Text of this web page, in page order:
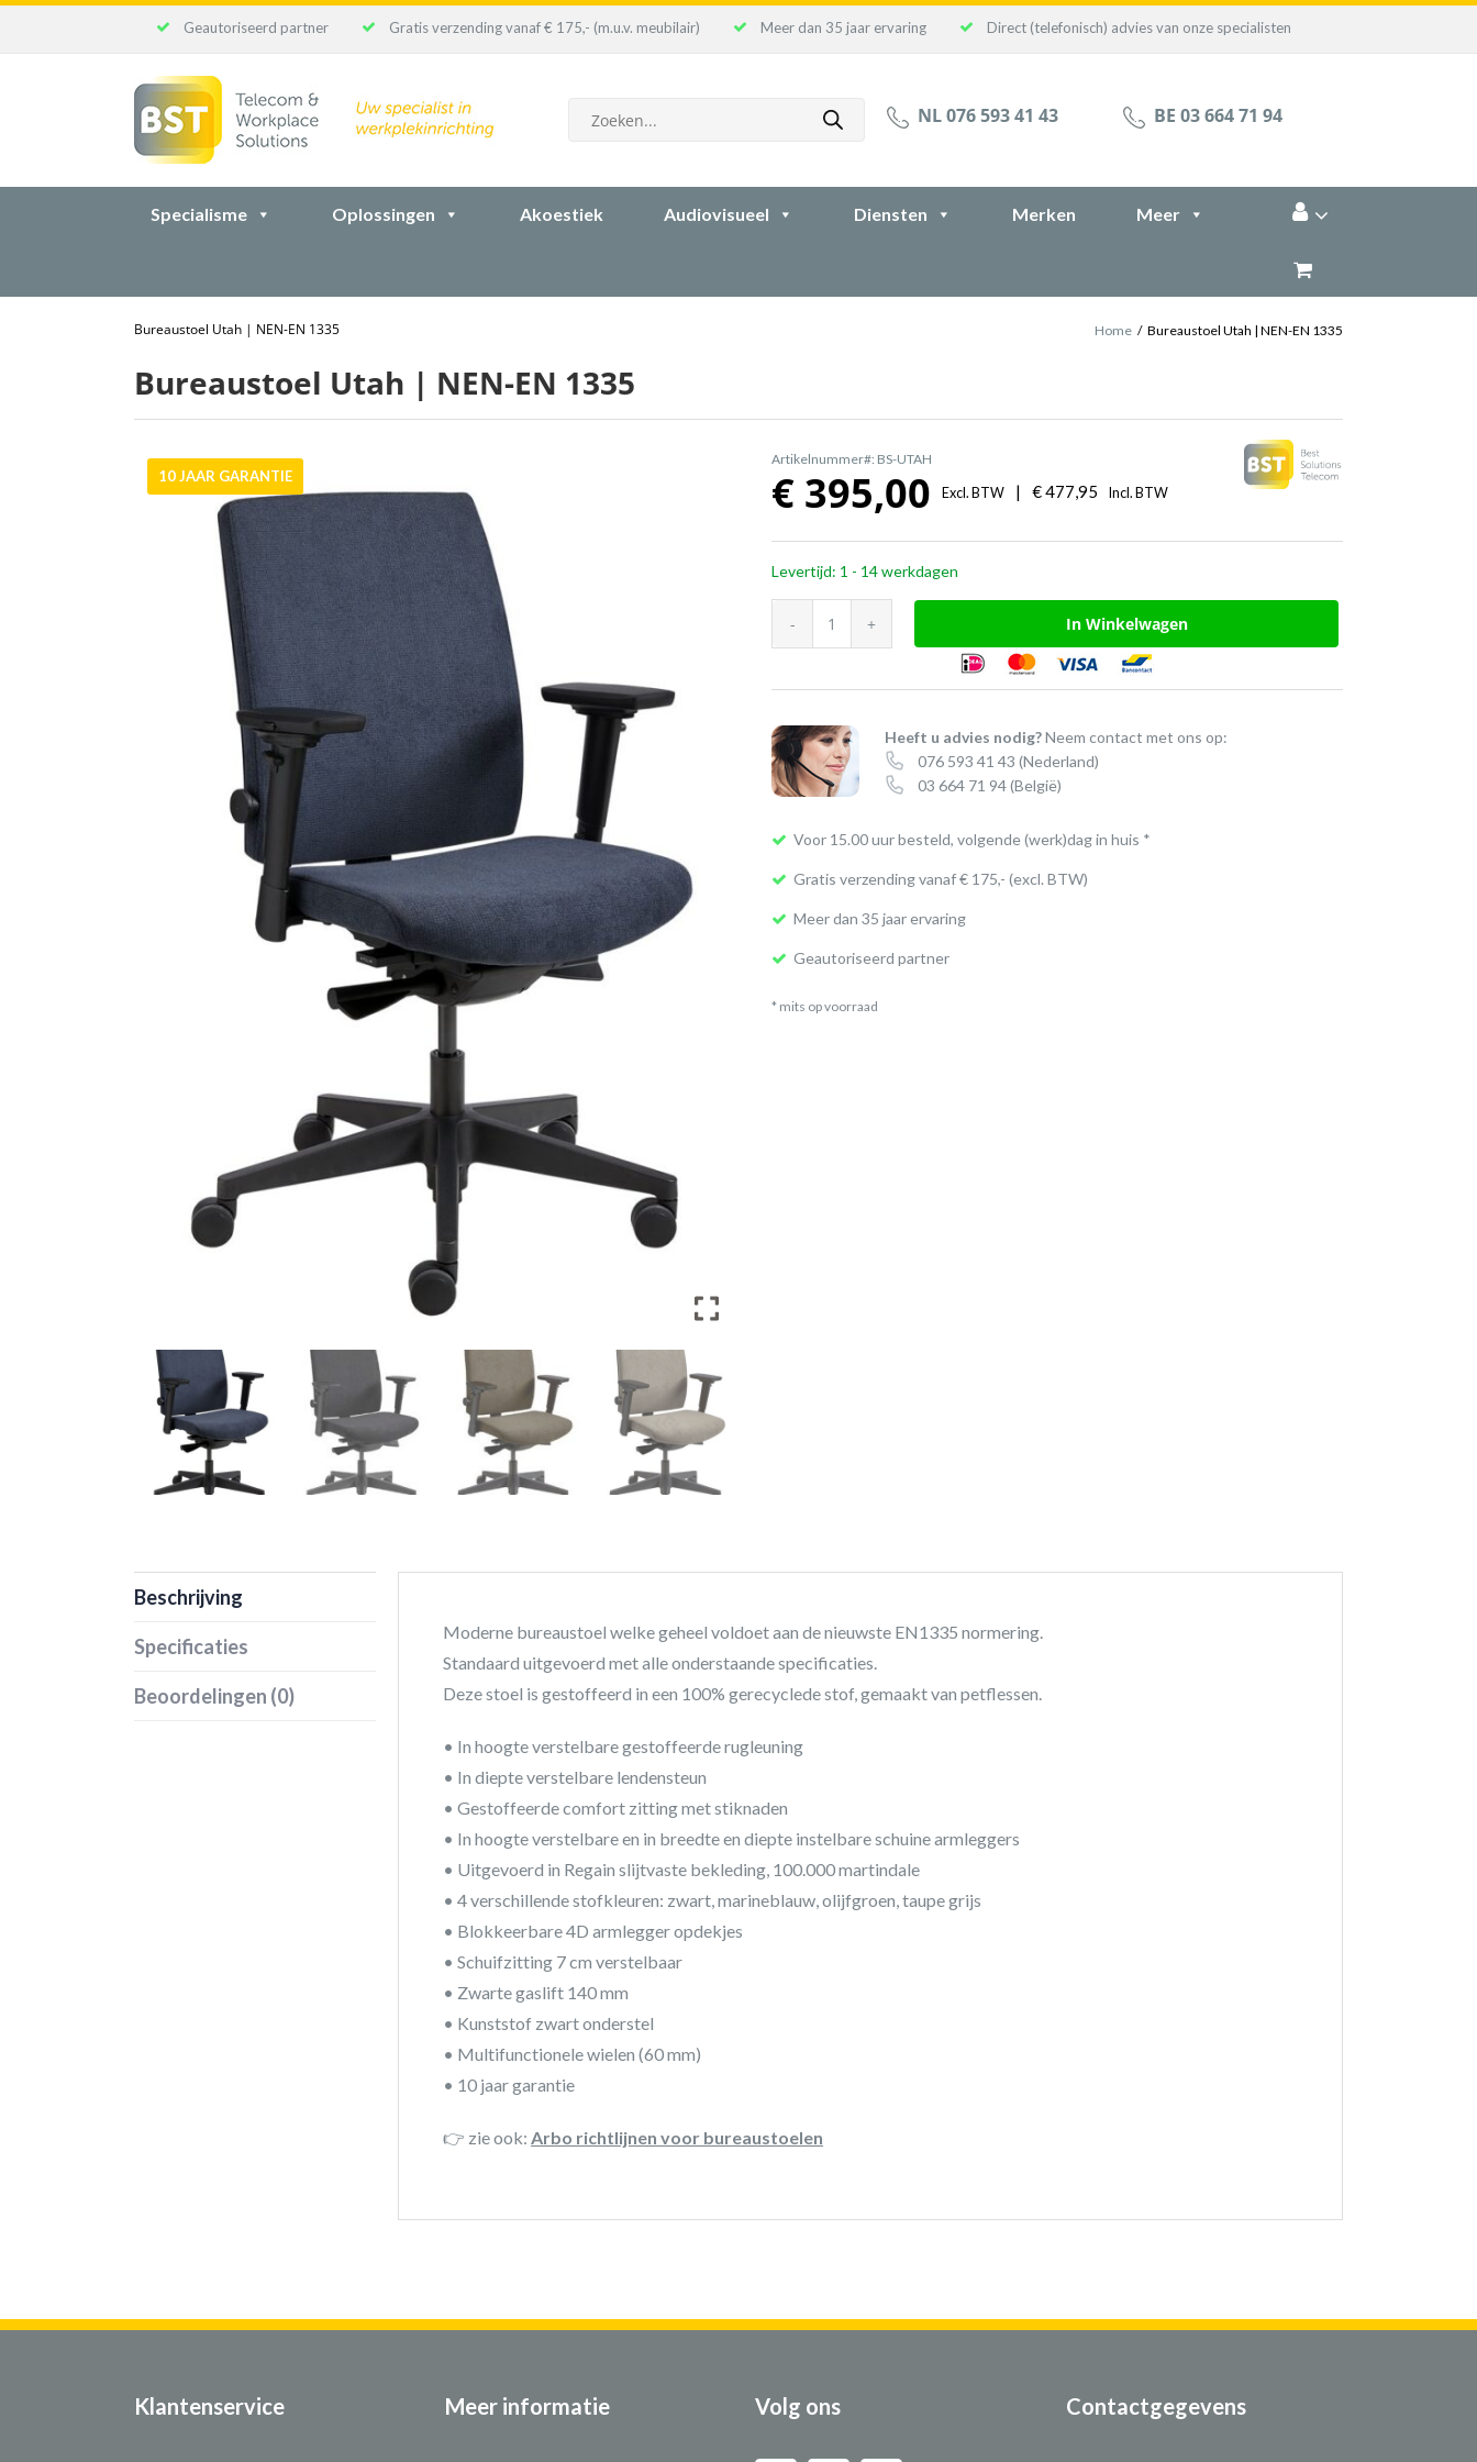
Geautoriseerd partner Gratis verzending vanaf € 175,- (m.u.v. meubilair) Meer dan 35 jaar ervaring Direct (telefonisch) advies van onze specialisten
zoeken NL 076 593 41 43 BE 03 664 71 94
Specialisme Oplossingen Akoestiek Audiovisueel Diensten Merken Meer
Bureaustoel Utah | NEN-EN 1335 Home / Bureaustoel Utah | NEN-EN 1335
Bureaustoel Utah | NEN-EN 1335
Artikelnummer#: BS-UTAH
10 JAAR GARANTIE € 395,00 Excl. BTW | €477,95 Incl. BTW
Levertijd: 1 - 14 werkdagen
Bureaustoel
Utah
EN
1335
aantal
In Winkelwagen
Heeft u advies nodig?Neem contact met ons op:
076 593 41 43 (Nederland)
03 664 71 94(België)
Voor 15.00 uur besteld, volgende (werk)dag in huis *
Gratis verzending vanaf € 175,- (excl. BTW)
Meer dan 35 jaar ervaring
Geautoriseerd partner
* mits op voorraad
Beschrijving
Specificaties
Beoordelingen (0)
Moderne bureaustoel welke geheel voldoet aan de nieuwste EN1335 normering.
Standaard uitgevoerd met alle onderstaande specificaties.
Deze stoel is gestoffeerd in een 100% gerecyclede stof, gemaakt van petflessen.
• In hoogte verstelbare gestoffeerde rugleuning
• In diepte verstelbare lendensteun
• Gestoffeerde comfort zitting met stiknaden
• In hoogte verstelbare en in breedte en diepte instelbare schuine armleggers
• Uitgevoerd in Regain slijtvaste bekleding, 100.000 martindale
• 4 verschillende stofkleuren: zwart, marineblauw, olijfgroen, taupe grijs
• Blokkeerbare 4D armlegger opdekjes
• Schuifzitting 7 cm verstelbaar
• Zwarte gaslift 140 mm
• Kunststof zwart onderstel
• Multifunctionele wielen (60 mm)
• 10 jaar garantie
👉 zie ook: Arbo richtlijnen voor bureaustoelen
Klantenservice Meer informatie Volg ons Contactgegevens